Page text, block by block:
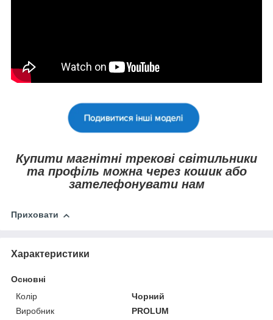
Купити магнітні трекові світильники
та профіль можна через кошик або
зателефонувати нам
Приховати
Характеристики
Основні
Колір
Чорний
Виробник
PROLUM